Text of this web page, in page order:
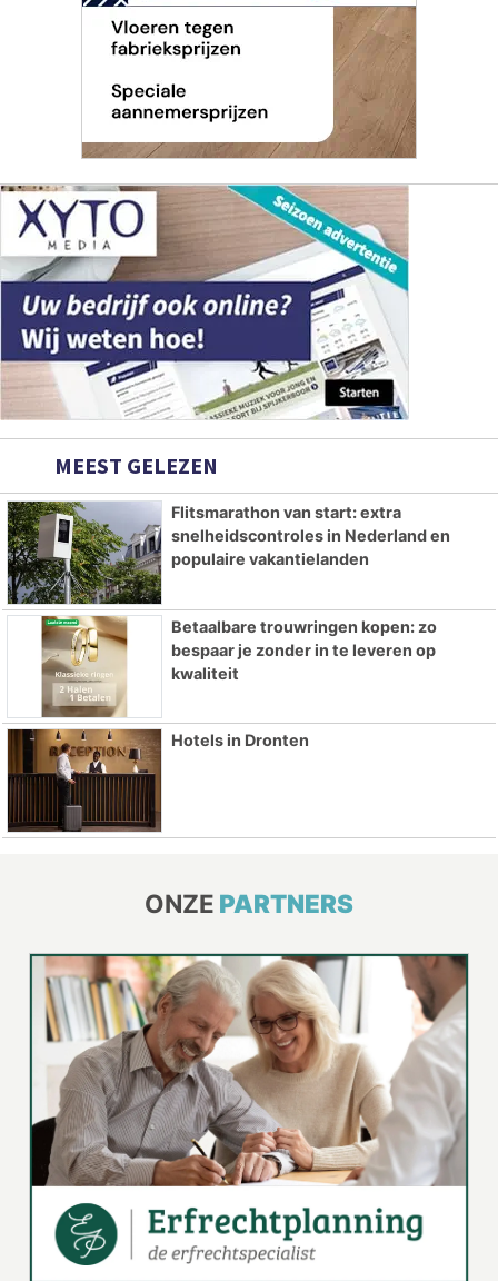
MEEST GELEZEN
Flitsmarathon van start: extra
snelheidscontroles in Nederland en
populaire vakantielanden
Betaalbare trouwringen kopen: zo
bespaar je zonder in te leveren op
kwaliteit
Hotels in Dronten
ONZE PARTNERS